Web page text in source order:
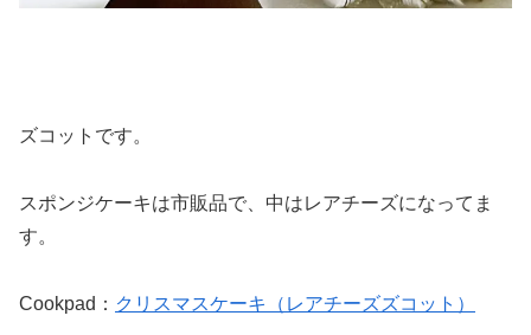
ズコットです。
スポンジケーキは市販品で、中はレアチーズになってま
す。
Cookpad： クリスマスケーキ（レアチーズズコット）